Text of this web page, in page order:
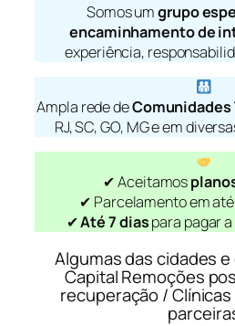
Somos umgrupo
encaminhamento de
experiência,
Ampla rede de
RJ, SC, GO, MG e em
✔ Aceitamos
✔ Parcelamento em até
✔Até 7 diaspara pagar
Algumas das cidades
Capital Remoções
recuperação /